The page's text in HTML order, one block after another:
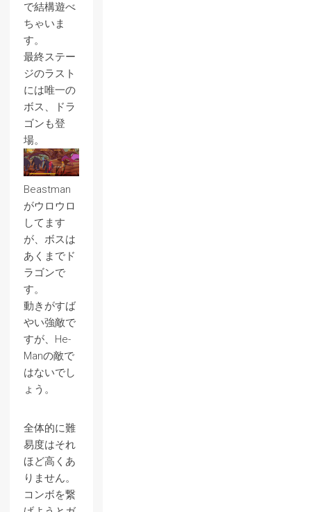
で結構遊べ
ちゃいま
す。
最終ステー
ジのラスト
には唯一の
ボス、ドラ
ゴンも登
場。
Beastman
がウロウロ
してます
が、ボスは
あくまでド
ラゴンで
す。
動きがすば
やい強敵で
すが、He-
Manの敵で
はないでし
ょう。
全体的に難
易度はそれ
ほど高くあ
りません。
コンボを繋